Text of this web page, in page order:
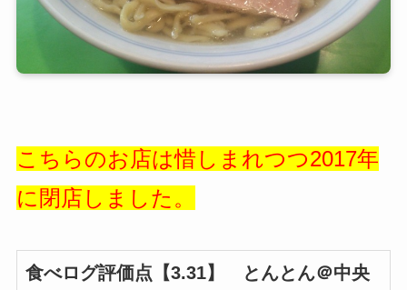
こちらのお店は惜しまれつつ2017年
に閉店しました。
食べログ評価点【3.31】 とんとん＠中央